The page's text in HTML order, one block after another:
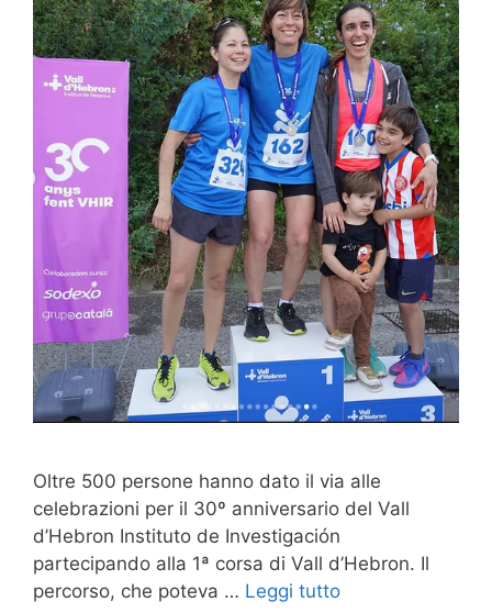
Oltre 500 persone hanno dato il via alle
celebrazioni per il 30º anniversario del Vall
d’Hebron Instituto de Investigación
partecipando alla 1ª corsa di Vall d’Hebron. Il
percorso, che poteva … Leggi tutto